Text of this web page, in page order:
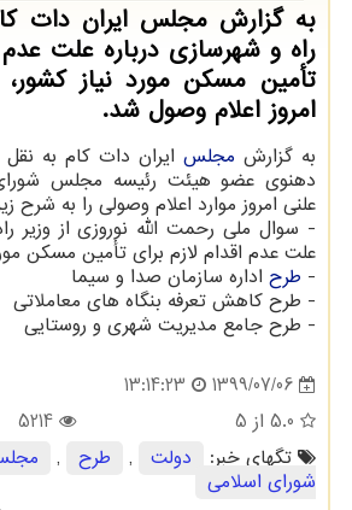
به گزارش مجلس ایران دات
راه و شهرسازی درباره علت عدم
تأمین مسكن مورد نیاز
امروز اعلام وصول شد.
به گزارش مجلس ایران دات کام به
دهنوی عضو هیئت رئیسه مجلس
علنی امروز موارد اعلام وصولی را به شرح
- سوال ملی رحمت الله نوروزی از وزیر
علت عدم اقدام لازم برای تأمین مسکن
- طرح اداره سازمان صدا و سیما
- طرح کاهش تعرفه بنگاه های معاملاتی
- طرح جامع مدیریت شهری و روستایی
1399/07/06
13:14:23
5.0 از 5
5214
تگهای خبر:
دولت , طرح ,
شورای اسلامی